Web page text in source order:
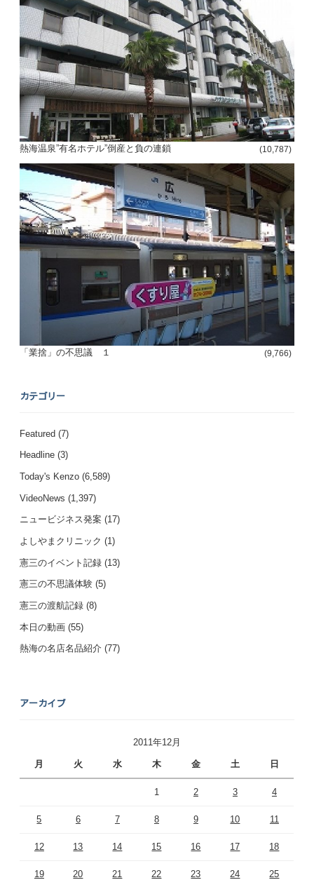
熱海温泉”有名ホテル”倒産と負の連鎖 (10,787)
「業捨」の不思議 １ (9,766)
カテゴリー
Featured (7)
Headline (3)
Today's Kenzo (6,589)
VideoNews (1,397)
ニュービジネス発案 (17)
よしやまクリニック (1)
憲三のイベント記録 (13)
憲三の不思議体験 (5)
憲三の渡航記録 (8)
本日の動画 (55)
熱海の名店名品紹介 (77)
アーカイブ
2011年12月
月 火 水 木 金 土 日
1 2 3 4
5 6 7 8 9 10 11
12 13 14 15 16 17 18
19 20 21 22 23 24 25